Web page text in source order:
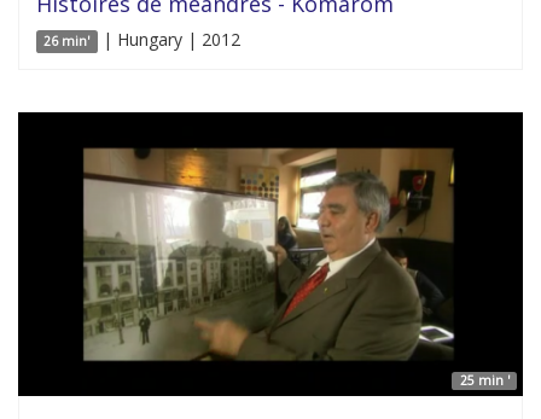
26 min' | Hungary | 2012
25 min '